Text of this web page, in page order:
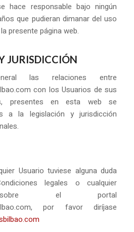
hace responsable bajo ningún
que pudieran dimanar del uso
presente página web.
JURISDICCIÓN
las relaciones entre
con los Usuarios de sus
presentes en esta web se
a la legislación y jurisdicción
Usuario tuviese alguna duda
legales o cualquier
sobre el portal
por favor diríjase